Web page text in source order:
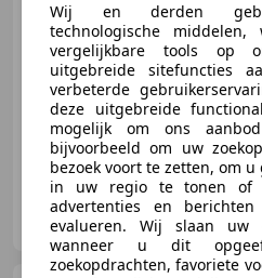
05/2020 57.263 km
Al 25 jaar het adres voor UW auto!
Autobedrijf van Selm
NL-3628 EJ KOCKENGEN
Wij en derden
technologische middelen,
vergelijkbare tools op
uitgebreide sitefuncties
verbeterde
deze uitgebreide
mogelijk om ons
bijvoorbeeld om uw
bezoek voort te zetten, om
in uw regio te tonen of
advertenties en
evalueren. Wij slaan uw
wanneer u dit
zoekopdrachten, favoriete